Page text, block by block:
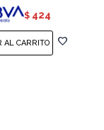
$ 424